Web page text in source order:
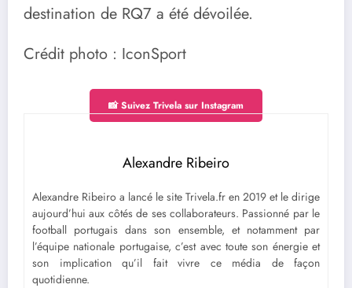
destination de RQ7 a été dévoilée.
Crédit photo : IconSport
📸 Suivez Trivela sur Instagram
Alexandre Ribeiro
Alexandre Ribeiro a lancé le site Trivela.fr en 2019 et le dirige
aujourd’hui aux côtés de ses collaborateurs. Passionné par le
football portugais dans son ensemble, et notamment par
l’équipe nationale portugaise, c’est avec toute son énergie et
son implication qu’il fait vivre ce média de façon
quotidienne.